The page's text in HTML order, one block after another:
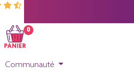
0
PANIER
Communauté